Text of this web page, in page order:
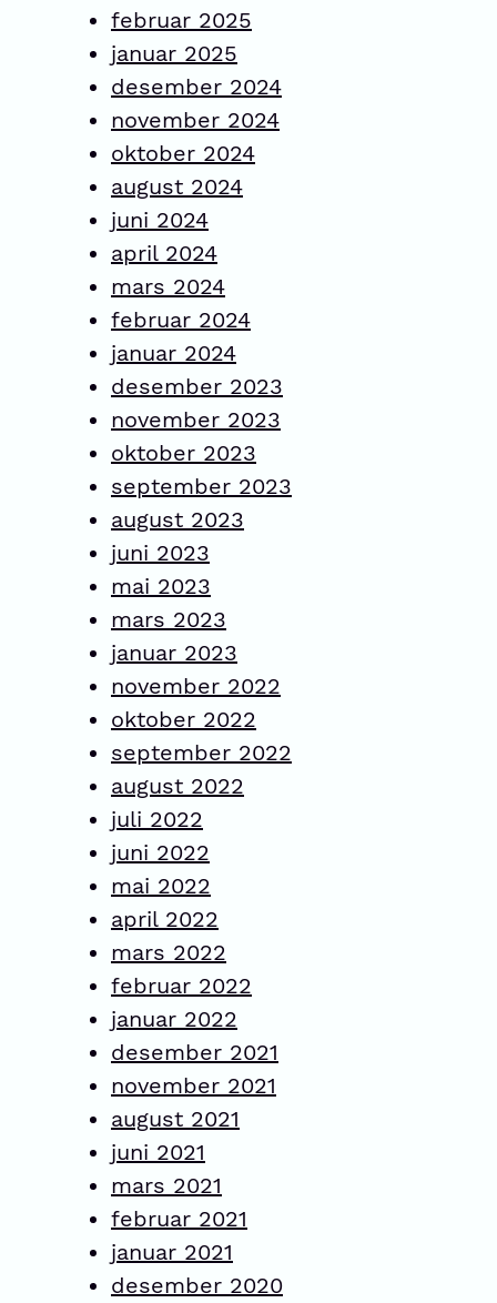
februar 2025
januar 2025
desember 2024
november 2024
oktober 2024
august 2024
juni 2024
april 2024
mars 2024
februar 2024
januar 2024
desember 2023
november 2023
oktober 2023
september 2023
august 2023
juni 2023
mai 2023
mars 2023
januar 2023
november 2022
oktober 2022
september 2022
august 2022
juli 2022
juni 2022
mai 2022
april 2022
mars 2022
februar 2022
januar 2022
desember 2021
november 2021
august 2021
juni 2021
mars 2021
februar 2021
januar 2021
desember 2020